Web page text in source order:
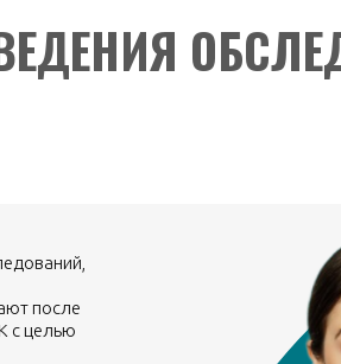
после
с целью